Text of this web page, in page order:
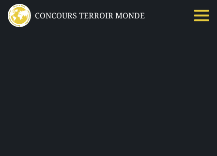
CONCOURS TERROIR MONDE